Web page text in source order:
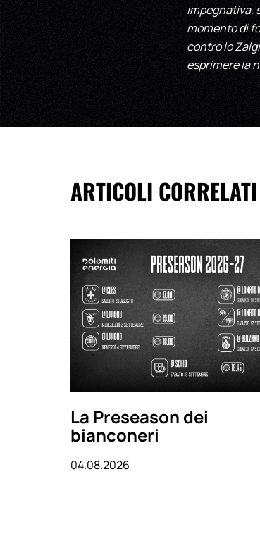
impegnativa,
momento di
contro lo
esprimere la
ARTICOLI CORRELATI
La Preseason dei
bianconeri
04.08.2026